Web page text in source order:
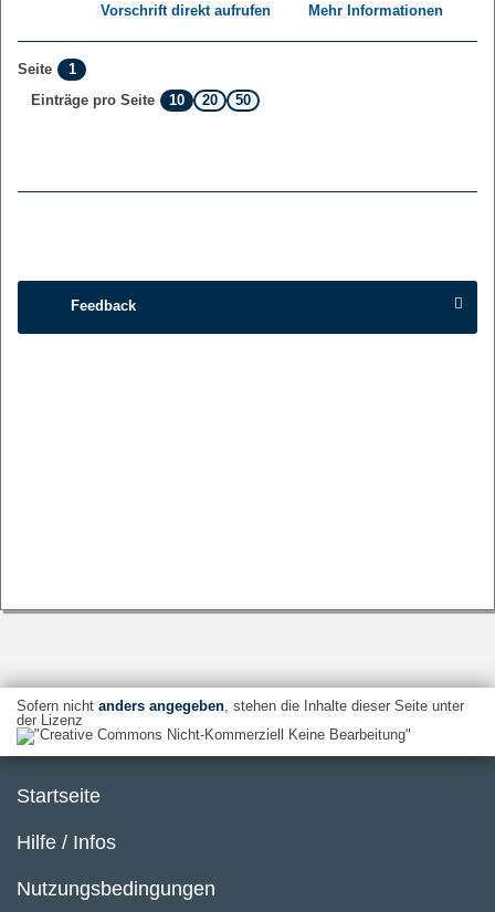
Vorschrift direkt aufrufen Mehr Informationen
Seite
1
Einträge pro Seite
10 20 50
Feedback
Sofern nicht anders angegeben, stehen die Inhalte dieser Seite unter
der Lizenz
Startseite
Hilfe / Infos
Nutzungsbedingungen